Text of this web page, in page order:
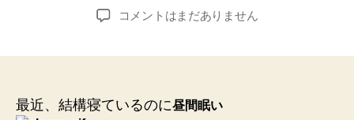
稿
者
稿
日
ね
の
コメントはまだありません
最近、結構寝ているのに昼間眠い